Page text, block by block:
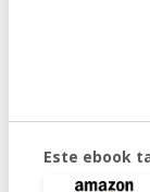
Este ebook